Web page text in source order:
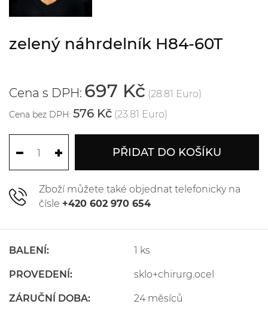
zelený náhrdelník H84-60T
Cena s DPH: 697 Kč (28.81 Euro)
Cena bez DPH: 576 Kč (23.81 Euro)
PŘIDAT DO KOŠÍKU
Zboží můžete také objednat telefonicky na
čísle +420 602 970 654
BALENÍ: 1 ks
PROVEDENÍ: sklo+chirurg.ocel
ZÁRUČNÍ DOBA: 24 měsíců